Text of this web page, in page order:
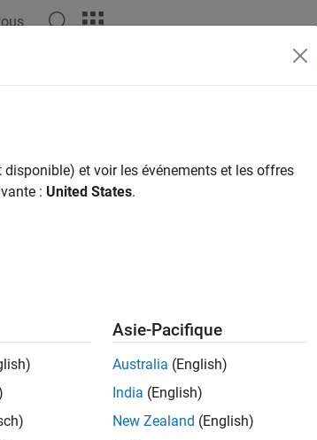
MATLAB
this information?
et voir les événements et les offres
: United States.
Asie-Pacifique
Australia (English)
India (English)
New Zealand (English)